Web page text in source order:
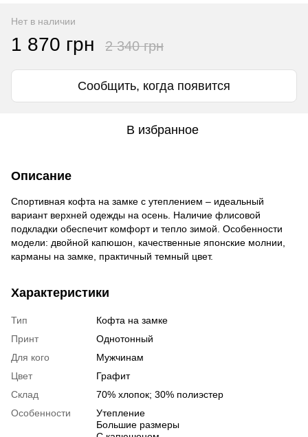
Нет в наличии
1 870 грн 2 340 грн
Сообщить, когда появится
В избранное
Описание
Спортивная кофта на замке с утеплением – идеальный
вариант верхней одежды на осень. Наличие флисовой
подкладки обеспечит комфорт и тепло зимой. Особенности
модели: двойной капюшон, качественные японские молнии,
карманы на замке, практичный темный цвет.
Характеристики
Тип
Кофта на замке
Принт
Однотонный
Для кого
Мужчинам
Цвет
Графит
Склад
70% хлопок; 30% полиэстер
Особенности
Утепление
Большие размеры